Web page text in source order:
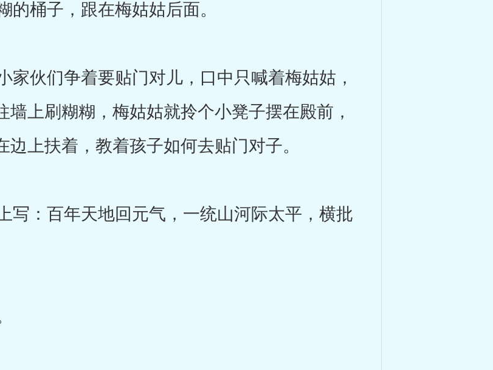
桶子，跟在梅姑姑后面。
伙们争着要贴门对儿，口中只喊着梅姑姑，
上刷糊糊，梅姑姑就拎个小凳子摆在殿前，
上扶着，教着孩子如何去贴门对子。
：百年天地回元气，一统山河际太平，横批